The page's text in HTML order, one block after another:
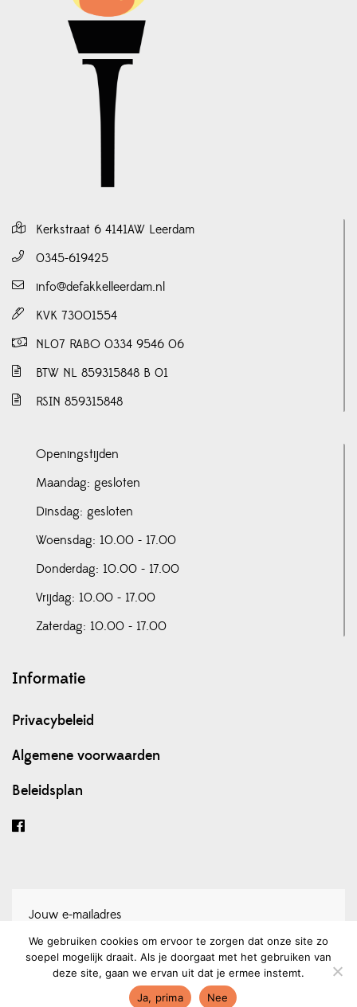
Kerkstraat 6 4141AW Leerdam
0345-619425
info@defakkelleerdam.nl
KVK 73001554
NL07 RABO 0334 9546 06
BTW NL 859315848 B 01
RSIN 859315848
Openingstijden
Maandag: gesloten
Dinsdag: gesloten
Woensdag: 10.00 - 17.00
Donderdag: 10.00 - 17.00
Vrijdag: 10.00 - 17.00
Zaterdag: 10.00 - 17.00
Informatie
Privacybeleid
Algemene voorwaarden
Beleidsplan
Schrijf je in voor onze nieuwsbrief
We gebruiken cookies om ervoor te zorgen dat onze site zo
soepel mogelijk draait. Als je doorgaat met het gebruiken van
deze site, gaan we ervan uit dat je ermee instemt.
Ja, prima
Nee